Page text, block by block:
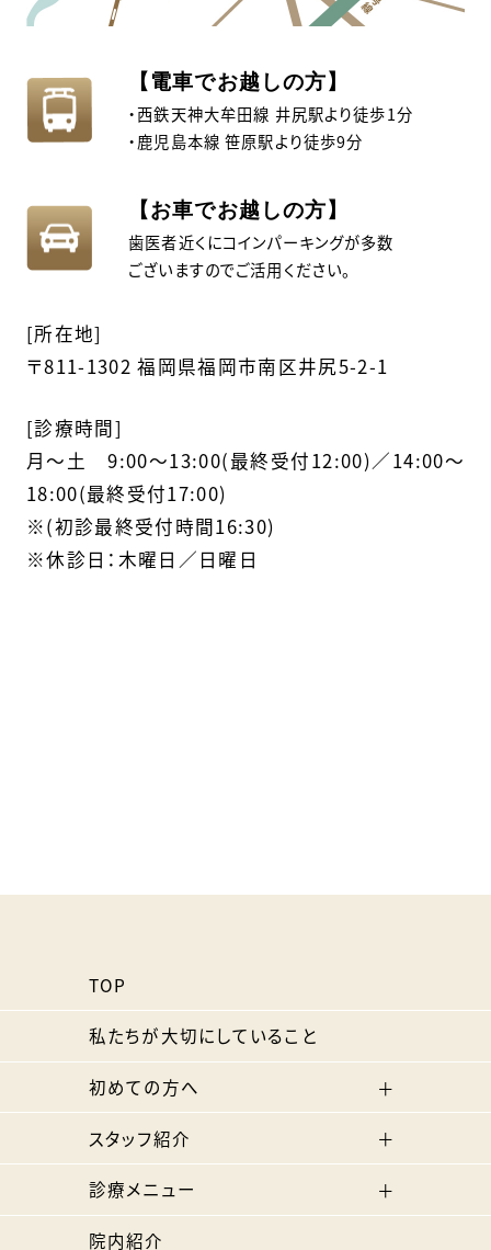
【電車でお越しの方】
・西鉄天神大牟田線 井尻駅より徒歩1分
・鹿児島本線 笹原駅より徒歩9分
【お車でお越しの方】
歯医者近くにコインパーキングが多数
ございますのでご活用ください。
[所在地]
〒811-1302 福岡県福岡市南区井尻5-2-1
[診療時間]
月〜土 9:00～13:00(最終受付12:00)／14:00～
18:00(最終受付17:00)
※(初診最終受付時間16:30)
※休診日：木曜日／日曜日
TOP
私たちが大切にしていること
初めての方へ
スタッフ紹介
診療メニュー
院内紹介